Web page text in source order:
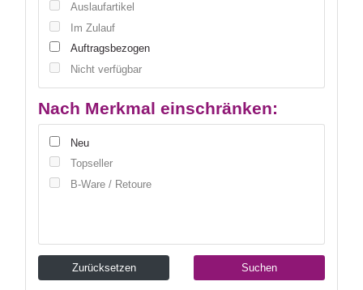
Auslaufartikel
Im Zulauf
Auftragsbezogen
Nicht verfügbar
Nach Merkmal einschränken:
Neu
Topseller
B-Ware / Retoure
Zurücksetzen Suchen